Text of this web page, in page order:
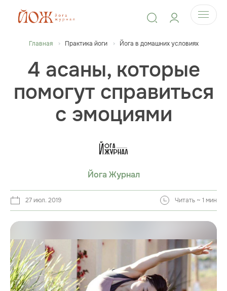
Главная Практика йоги Йога в домашних условиях
4 асаны, которые
помогут справиться
с эмоциями
Йога Журнал
27 июл. 2019 Читать ~ 1 мин